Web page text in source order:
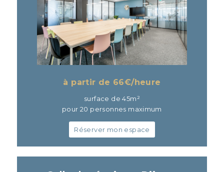
à partir de 66€/heure
surface de 45m²
pour 20 personnes maximum
Réserver mon espace